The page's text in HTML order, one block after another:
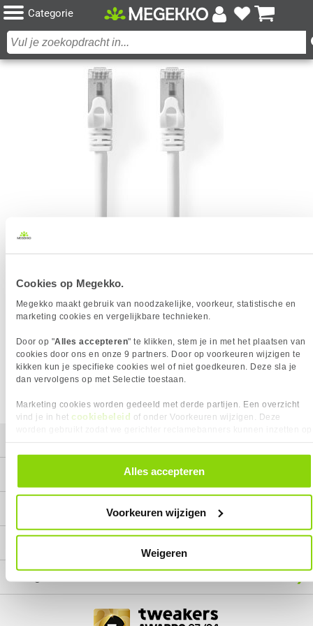
Cookies op Megekko.
Megekko maakt gebruik van noodzakelijke, voorkeur, statistische en
marketing cookies en vergelijkbare technieken.
Door op "Alles accepteren" te klikken, stem je in met het plaatsen van
cookies door ons en onze 9 partners. Door op voorkeuren wijzigen te
kikken kun je specifieke cookies wel of niet goedkeuren. Deze sla je
dan vervolgens op met Selectie toestaan.
Marketing cookies worden gedeeld met derde partijen. Een overzicht
vind je in het cookiebeleid of onder Voorkeuren wijzigen. Deze
alle cookies. Je kunt je gegeven toestemming altijd intrekken, dit doe je
door in de footer van onze website te klikken op ‘Cookievoorkeuren’
Alles accepteren
Voorkeuren wijzigen
Weigeren
Categorie
NEDIS CAT7 NETWERKKABEL S/FTP RJ45 MALE -
MALE 0.25 M ROND LSZH WIT
Het product dat je zocht is helaas niet meer beschikbaar.
Wij doen ons uiterste best om al onze producten zo lang
mogelijk leverbaar te houden.
Helaas is dit product op dit
moment bij geen van onze leveranciers leverbaar.
We helpen je graag met een ander product uit de categorie